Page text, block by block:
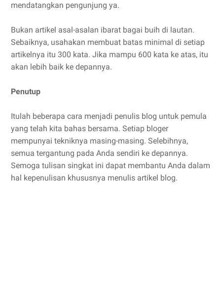
mendatangkan pengunjung ya.
Bukan artikel asal-asalan ibarat bagai buih di lautan.
Sebaiknya, usahakan membuat batas minimal di setiap
artikelnya itu 300 kata. Jika mampu 600 kata ke atas, itu
akan lebih baik ke depannya.
Penutup
Itulah beberapa cara menjadi penulis blog untuk pemula
yang telah kita bahas bersama. Setiap bloger
mempunyai tekniknya masing-masing. Selebihnya,
semua tergantung pada Anda sendiri ke depannya.
Semoga tulisan singkat ini dapat membantu Anda dalam
hal kepenulisan khususnya menulis artikel blog.